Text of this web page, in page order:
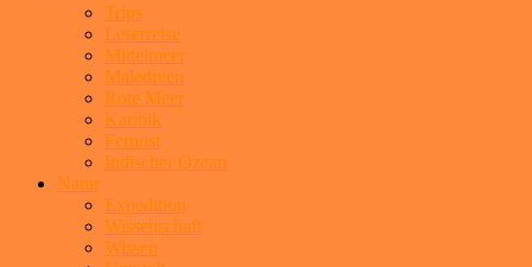
Trips
Leserreise
Mittelmeer
Malediven
Rote Meer
Karibik
Fernost
Indischer Ozean
Natur
Expedition
Wissenschaft
Wissen